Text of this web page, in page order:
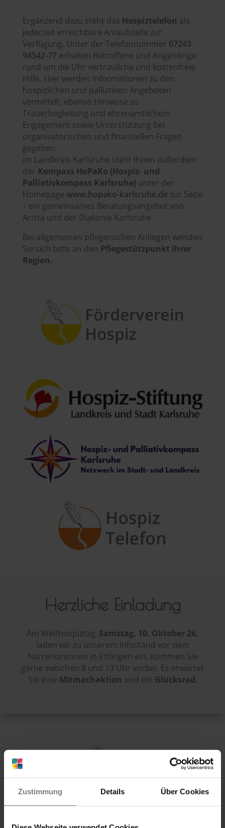
Zustimmung Details Über Cookies
Ergänzend dazu steht das Hospiztelefon als
jederzeit erreichbare Anlaufstelle zur
Verfügung. Unter der Telefonnummer 07243
94542-77 erhalten Betroffene und Angehörige
rund um die Uhr vertrauliche und kostenfreie
Hilfe. Hier werden Informationen zu den
hospizlichen und palliativen Angeboten
vermittelt, ebenso Hinweise zu
Trauerbegleitung und ehrenamtlichem
Engagement sowie Unterstützung bei
organisatorischen und finanziellen Fragen
gegeben.
Im Landkreis Karlsruhe steht Ihnen außerdem
der Kompass HoPaKo (Hospiz- und
Palliativkompass Karlsruhe)unter der
Homepage www.hopako-karlsruhe.de zur Seite
– ein gemeinsames Beratungsangebot von
Arista und der Diakonie Karlsruhe.
Bei allgemeinen pflegerischen Anliegen wenden
Sie sich bitte an den Pflegestützpunkt Ihrer
Region.
Herzliche Einladung
Am Welthospiztag, Samstag, 10. Oktober 26,
laden wir zu unserem Infostand vor dem
Narrenbrunnen in Ettlingen ein. Kommen Sie
gerne zwischen 8 und 13 Uhr vorbei. Es erwartet
Sie eine Mitmachaktion und ein Glücksrad.